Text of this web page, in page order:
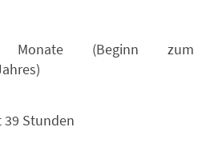
(Beginn zum
Stunden